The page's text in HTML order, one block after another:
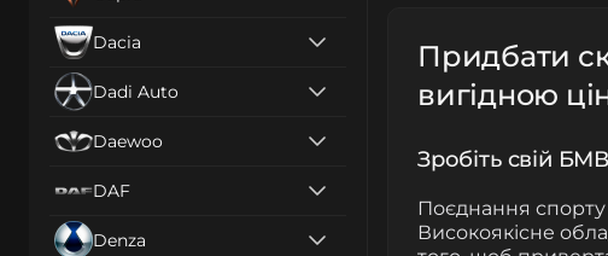
Dacia
Dadi Auto
Daewoo
DAF
Denza
Придбати
вигідною
Зробіть свій
Поєднання спорту
Високоякісне